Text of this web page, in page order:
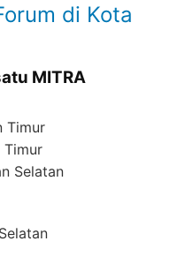
di Kota
MITRA
Timur
Timur
Selatan